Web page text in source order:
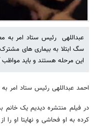
عبداللهی رئیس ستاد امر به
سگ ابتلا به بیماری های
این مرحله هستند و باید مواظب
احمد عبداللهی رئیس ستاد امر
در فیلم منتشره دیدیم یک خانم
کرده به او فحاشی و نهایتا او را